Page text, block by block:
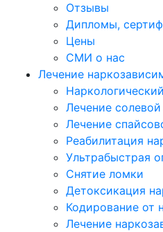
Отзывы
Дипломы,
Цены
СМИ о нас
Лечение
Лечение
Лечение
Реабилитация
Ультрабыстрая
Снятие ломки
Детоксикация
Кодирование от
Лечение